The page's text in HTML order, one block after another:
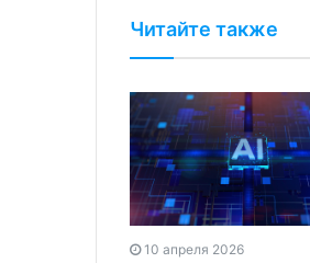
Читайте также
10 апреля 2026